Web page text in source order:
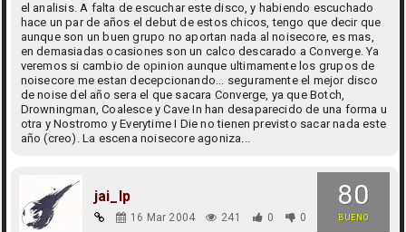
el analisis. A falta de escuchar este disco, y habiendo escuchado
hace un par de años el debut de estos chicos, tengo que decir que
aunque son un buen grupo no aportan nada al noisecore, es mas,
en demasiadas ocasiones son un calco descarado a Converge. Ya
veremos si cambio de opinion aunque ultimamente los grupos de
noisecore me estan decepcionando... seguramente el mejor disco
de noise del año sera el que sacara Converge, ya que Botch,
Drowningman, Coalesce y Cave In han desaparecido de una forma u
otra y Nostromo y Everytime I Die no tienen previsto sacar nada este
año (creo). La escena noisecore agoniza...
80
BUENO
jai_lp
16 Mar 2004 241 0 0